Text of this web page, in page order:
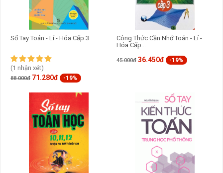
Sổ Tay Toán - Lí - Hóa Cấp 3
(1 nhận xét)
88.000đ 71.280đ -19%
Công Thức Cần Nhớ Toán - Lí -
Hóa Cấp...
45.000đ 36.450đ -19%